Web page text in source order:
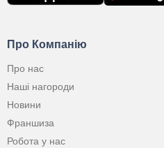
Про Компанію
Про нас
Наші нагороди
Новини
Франшиза
Робота у нас